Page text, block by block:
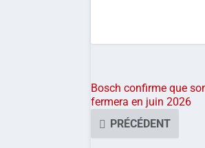
Bosch confirme que
fermera en juin 2026
PRÉCÉDENT